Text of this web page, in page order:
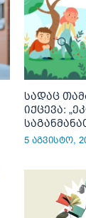
სადაც
იქცევა:
5 აგვისტო,